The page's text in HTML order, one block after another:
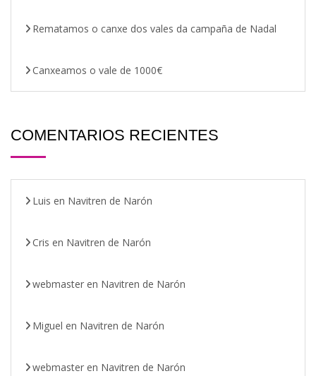
Rematamos o canxe dos vales da campaña de Nadal
Canxeamos o vale de 1000€
COMENTARIOS RECIENTES
Luis en Navitren de Narón
Cris en Navitren de Narón
webmaster en Navitren de Narón
Miguel en Navitren de Narón
webmaster en Navitren de Narón